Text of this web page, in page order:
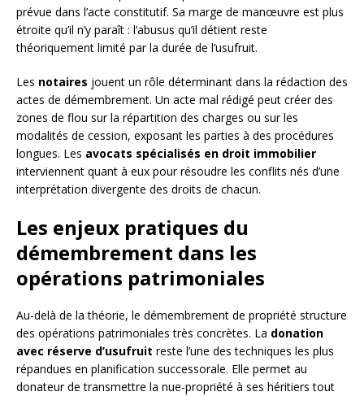
prévue dans l’acte constitutif. Sa marge de manœuvre est plus
étroite qu’il n’y paraît : l’abusus qu’il détient reste
théoriquement limité par la durée de l’usufruit.
Les notaires jouent un rôle déterminant dans la rédaction des
actes de démembrement. Un acte mal rédigé peut créer des
zones de flou sur la répartition des charges ou sur les
modalités de cession, exposant les parties à des procédures
longues. Les avocats spécialisés en droit immobilier
interviennent quant à eux pour résoudre les conflits nés d’une
interprétation divergente des droits de chacun.
Les enjeux pratiques du
démembrement dans les
opérations patrimoniales
Au-delà de la théorie, le démembrement de propriété structure
des opérations patrimoniales très concrètes. La donation
avec réserve d’usufruit reste l’une des techniques les plus
répandues en planification successorale. Elle permet au
donateur de transmettre la nue-propriété à ses héritiers tout